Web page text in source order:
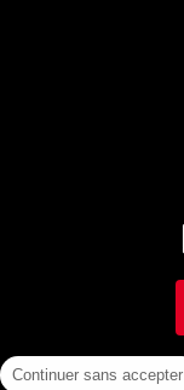
Continuer sans accepter